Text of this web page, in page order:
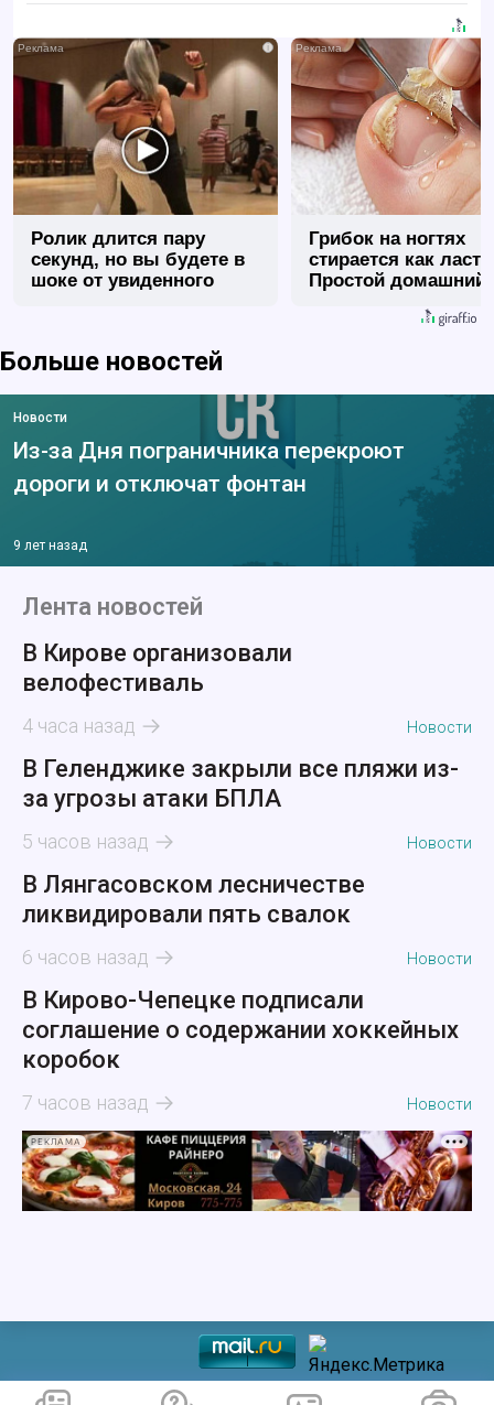
i
Ролик длится пару
секунд, но вы будете в
шоке от увиденного
Грибок на ногтях
стирается как
Простой домашний
Больше новостей
Новости
Из-за Дня пограничника перекроют
дороги и отключат фонтан
9 лет назад
Лента новостей
В Кирове организовали
велофестиваль
4 часа назад Новости
В Геленджике закрыли все пляжи из-
за угрозы атаки БПЛА
5 часов назад Новости
В Лянгасовском лесничестве
ликвидировали пять свалок
6 часов назад Новости
В Кирово-Чепецке подписали
соглашение о содержании хоккейных
коробок
7 часов назад Новости
РЕКЛАМА